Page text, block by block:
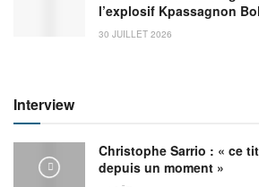
l’explosif Kpassagnon
30 JUILLET 2026
Interview
Christophe Sarrio : « ce
depuis un moment »